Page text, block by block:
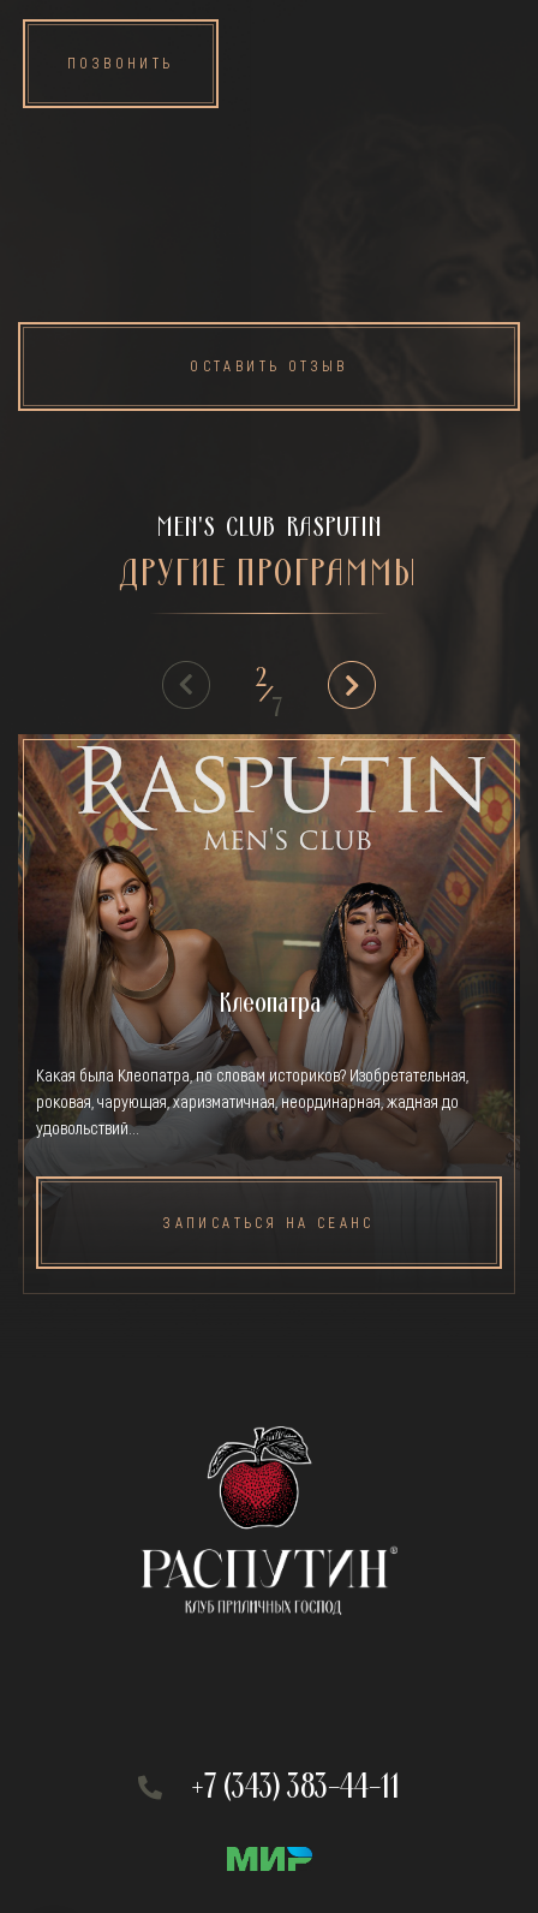
ПОЗВОНИТЬ
ОСТАВИТЬ ОТЗЫВ
MEN'S CLUB RASPUTIN
ДРУГИЕ ПРОГРАММЫ
/
2
7
Клеопатра
Какая была Клеопатра, по словам историков? Изобретательная,
роковая, чарующая, харизматичная, неординарная, жадная до
удовольствий…
ЗАПИСАТЬСЯ НА СЕАНС
+7 (343) 383-44-11